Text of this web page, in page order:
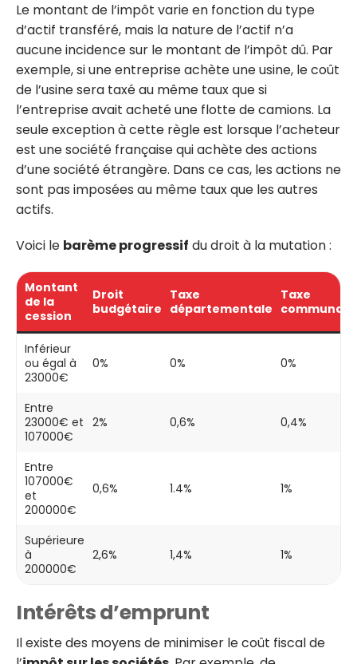
Le montant de l’impôt varie en fonction du type
d’actif transféré, mais la nature de l’actif n’a
aucune incidence sur le montant de l’impôt dû. Par
exemple, si une entreprise achète une usine, le coût
de l’usine sera taxé au même taux que si
l’entreprise avait acheté une flotte de camions. La
seule exception à cette règle est lorsque l’acheteur
est une société française qui achète des actions
d’une société étrangère. Dans ce cas, les actions ne
sont pas imposées au même taux que les autres
actifs.
Voici le barème progressif du droit à la mutation :
Montant
de la
cession
Droit
budgétaire
Taxe
départementale
Taxe
communale
Inférieur
ou égal à
23000€
0% 0% 0%
Entre
23000€ et
107000€
2% 0,6% 0,4%
Entre
107000€
et
200000€
0,6% 1.4% 1%
Supérieure
à
200000€
2,6% 1,4% 1%
Intérêts d’emprunt
Il existe des moyens de minimiser le coût fiscal de